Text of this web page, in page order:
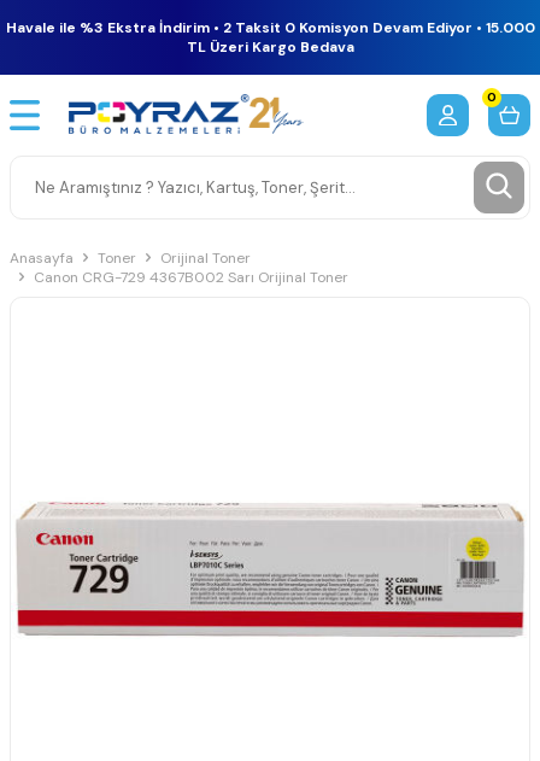
Havale ile %3 Ekstra İndirim • 2 Taksit 0 Komisyon Devam Ediyor • 15.000
TL Üzeri Kargo Bedava
0
Anasayfa Toner
Orijinal Toner
Canon CRG-729 4367B002 Sarı Orijinal Toner